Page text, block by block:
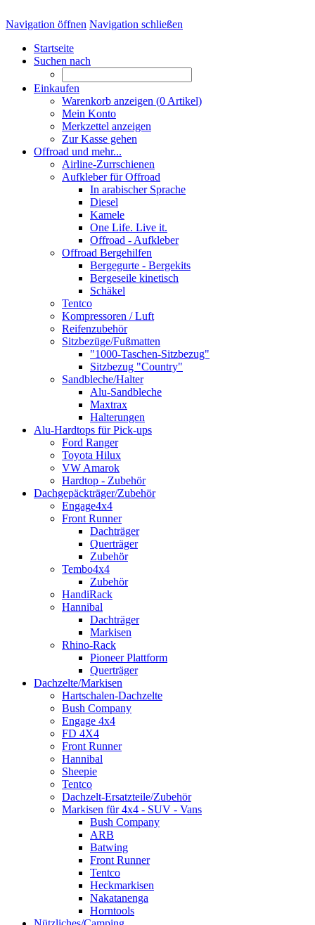
Navigation öffnen Navigation schließen
Startseite
Suchen nach
Einkaufen
Warenkorb anzeigen (0 Artikel)
Mein Konto
Merkzettel anzeigen
Zur Kasse gehen
Offroad und mehr...
Airline-Zurrschienen
Aufkleber für Offroad
In arabischer Sprache
Diesel
Kamele
One Life. Live it.
Offroad - Aufkleber
Offroad Bergehilfen
Bergegurte - Bergekits
Bergeseile kinetisch
Schäkel
Tentco
Kompressoren / Luft
Reifenzubehör
Sitzbezüge/Fußmatten
"1000-Taschen-Sitzbezug"
Sitzbezug "Country"
Sandbleche/Halter
Alu-Sandbleche
Maxtrax
Halterungen
Alu-Hardtops für Pick-ups
Ford Ranger
Toyota Hilux
VW Amarok
Hardtop - Zubehör
Dachgepäckträger/Zubehör
Engage4x4
Front Runner
Dachträger
Querträger
Zubehör
Tembo4x4
Zubehör
HandiRack
Hannibal
Dachträger
Markisen
Rhino-Rack
Pioneer Plattform
Querträger
Dachzelte/Markisen
Hartschalen-Dachzelte
Bush Company
Engage 4x4
FD 4X4
Front Runner
Hannibal
Sheepie
Tentco
Dachzelt-Ersatzteile/Zubehör
Markisen für 4x4 - SUV - Vans
Bush Company
ARB
Batwing
Front Runner
Tentco
Heckmarkisen
Nakatanenga
Horntools